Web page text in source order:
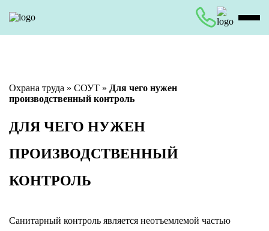
Охрана труда » СОУТ » Для чего нужен
производственный контроль
ДЛЯ ЧЕГО НУЖЕН
ПРОИЗВОДСТВЕННЫЙ
КОНТРОЛЬ
Санитарный контроль является неотъемлемой частью